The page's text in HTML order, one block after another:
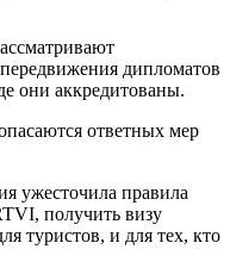
дипломатов
они аккредитованы.
ответных мер
ужесточила правила
получить визу
туристов, и для тех, кто